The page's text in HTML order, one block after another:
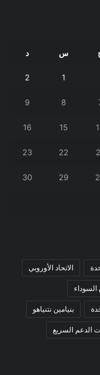
س د
1
2
8
9
15
16
22
23
29
30
الاتحاد الأوروبي
بنيامين نتنياهو
الدعم السريع